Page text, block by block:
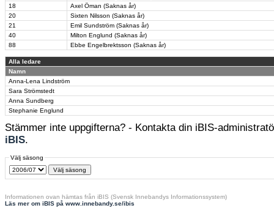
18
Axel Öman (Saknas år)
20
Sixten Nilsson (Saknas år)
21
Emil Sundström (Saknas år)
40
Milton Englund (Saknas år)
88
Ebbe Engelbrektsson (Saknas år)
Alla ledare
Namn
Anna-Lena Lindström
Sara Strömstedt
Anna Sundberg
Stephanie Englund
Stämmer inte uppgifterna? - Kontakta din iBIS-
iBIS.
Välj säsong
Informationen ovan hämtas från iBIS (Svensk Innebandys Informationssystem)
Läs mer om iBIS på www.innebandy.se/ibis